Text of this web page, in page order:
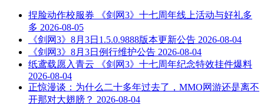
捏脸动作校服券 《剑网3》十七周年线上活动与好礼多
多 2026-08-05
《剑网3》8月3日1.5.0.9888版本更新公告 2026-08-04
《剑网3》8月3日例行维护公告 2026-08-04
纸鸢载愿入青云 《剑网3》十七周年纪念特效挂件爆料
2026-08-04
正惊漫谈：为什么二十多年过去了，MMO网游还是离不
开那对大翅膀？ 2026-08-04